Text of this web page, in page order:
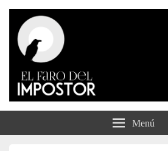
El Faro del Impostor
Menú